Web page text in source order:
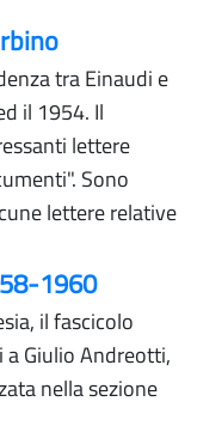
tra Einaudi e
il 1954. Il
lettere
Sono
lettere relative
1960
il fascicolo
Giulio Andreotti,
nella sezione